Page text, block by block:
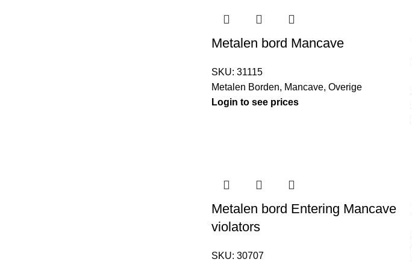
Metalen bord Mancave
SKU: 31115
Metalen Borden, Mancave, Overige
Login to see prices
Metalen bord Entering Mancave
violators
SKU: 30707